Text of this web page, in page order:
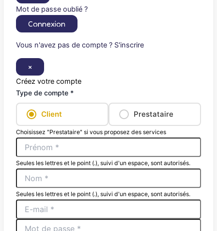
Mot de passe oublié ?
Connexion
Vous n'avez pas de compte ? S'inscrire
×
Créez votre compte
Type de compte *
Client Prestataire
Choisissez "Prestataire" si vous proposez des services
Seules les lettres et le point (.), suivi d'un espace, sont autorisés.
Seules les lettres et le point (.), suivi d'un espace, sont autorisés.